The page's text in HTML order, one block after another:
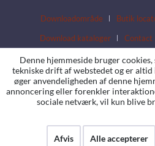
Downloadområde Butik
Download kataloger
Contact
Denne hjemmeside bruger
tekniske drift af webstedet og er
øger anvendeligheden af denne
annoncering eller forenkler
sociale netværk, vil kun blive
Afvis Alle accepterer